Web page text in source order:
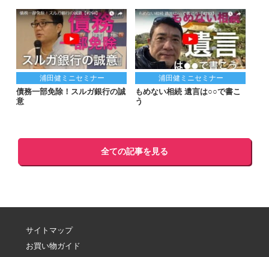
浦田健ミニセミナー
債務一部免除！スルガ銀行の誠
意
浦田健ミニセミナー
もめない相続 遺言は○○で書こ
う
全ての記事を見る
サイトマップ
お買い物ガイド